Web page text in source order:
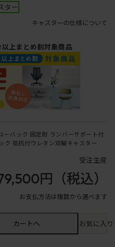
ター
キャスターの仕様について
上まとめ割対象商品
ーバック 固定肘 ランバーサポート付
ク 抵抗付ウレタン双輪キャスター
受注生産
円 （税込）
お支払方法は複数から選べます
カートへ お気に入